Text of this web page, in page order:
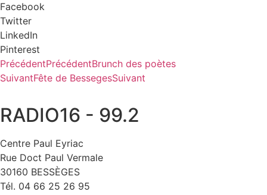
Facebook
Twitter
LinkedIn
Pinterest
PrécédentPrécédentBrunch des poètes
SuivantFête de BessegesSuivant
RADIO16 - 99.2
Centre Paul Eyriac
Rue Doct Paul Vermale
30160 BESSÈGES
Tél. 04 66 25 26 95